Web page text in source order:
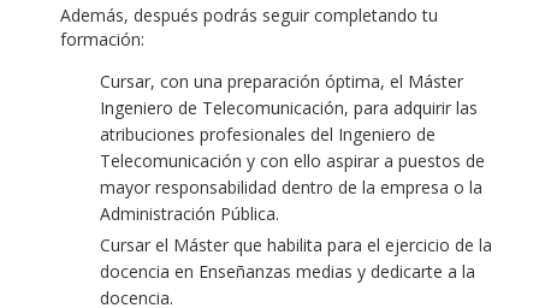
Además, después podrás seguir completando tu
formación:
Cursar, con una preparación óptima, el Máster
Ingeniero de Telecomunicación, para adquirir las
atribuciones profesionales del Ingeniero de
Telecomunicación y con ello aspirar a puestos de
mayor responsabilidad dentro de la empresa o la
Administración Pública.
Cursar el Máster que habilita para el ejercicio de la
docencia en Enseñanzas medias y dedicarte a la
docencia.